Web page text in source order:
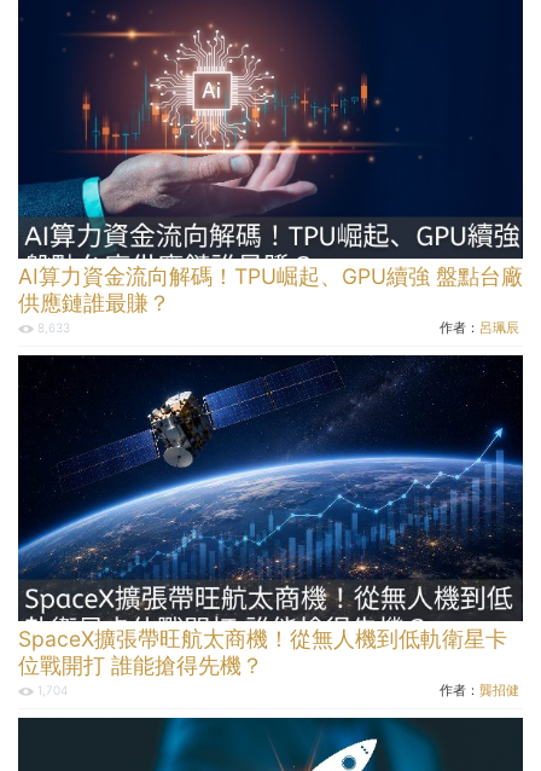
AI算力資金流向解碼！TPU崛起、GPU續強 盤點台廠
供應鏈誰最賺？
8,633 作者： 呂珮辰
SpaceX擴張帶旺航太商機！從無人機到低軌衛星卡
位戰開打 誰能搶得先機？
1,704 作者： 龔招健